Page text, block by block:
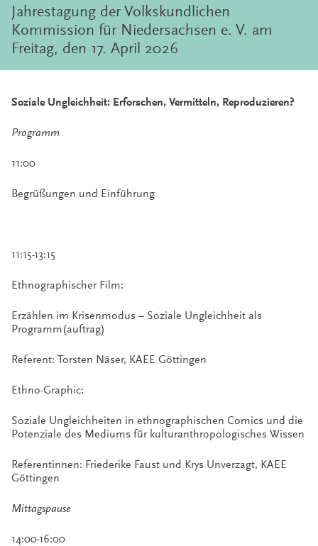
Jahrestagung der Volkskundlichen
Kommission für Niedersachsen e. V. am
Freitag, den 17. April 2026
Soziale Ungleichheit: Erforschen, Vermitteln, Reproduzieren?
Programm
11:00
Begrüßungen und Einführung
11:15-13:15
Ethnographischer Film:
Erzählen im Krisenmodus – Soziale Ungleichheit als
Programm(auftrag)
Referent: Torsten Näser, KAEE Göttingen
Ethno-Graphic:
Soziale Ungleichheiten in ethnographischen Comics und die
Potenziale des Mediums für kulturanthropologisches Wissen
Referentinnen: Friederike Faust und Krys Unverzagt, KAEE
Göttingen
Mittagspause
14:00-16:00